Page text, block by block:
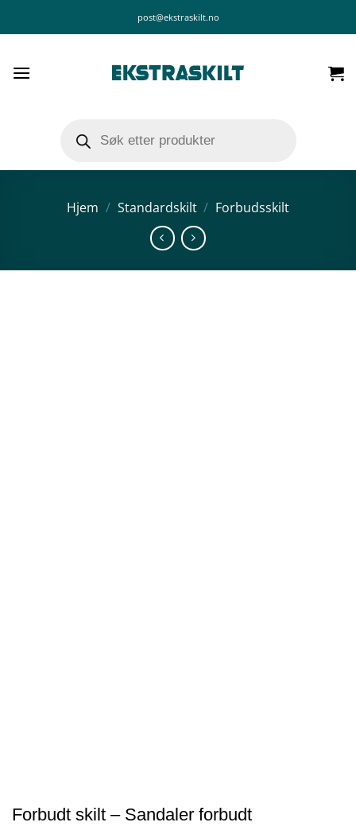
post@ekstraskilt.no
search
Hjem / Standardskilt / Forbudsskilt
Forbudt skilt – Sandaler forbudt